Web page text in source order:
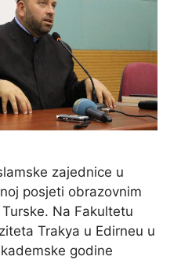
zajednice u
posjeti obrazovnim
Na Fakultetu
Trakya u Edirneu u
godine